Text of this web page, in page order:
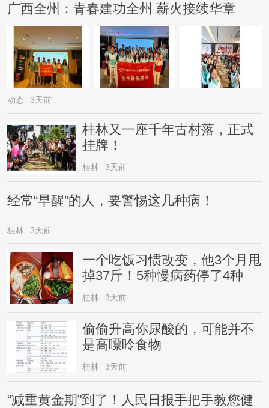
广西全州：青春建功全州 薪火接续华章
动态 3天前
桂林又一座千年古村落，正式
挂牌！
桂林 3天前
经常“早醒”的人，要警惕这几种病！
桂林 3天前
一个吃饭习惯改变，他3个月甩
掉37斤！5种慢病药停了4种
桂林 3天前
偷偷升高你尿酸的，可能并不
是高嘌呤食物
桂林 3天前
“减重黄金期”到了！人民日报手把手教您健